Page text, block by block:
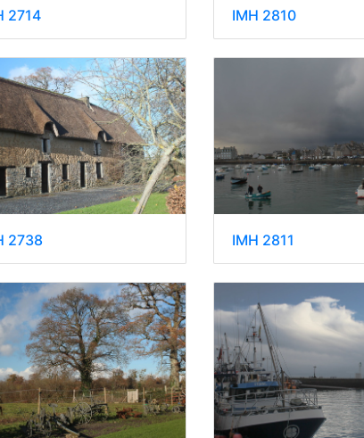
2714 IMH 2810
2738 IMH 2811